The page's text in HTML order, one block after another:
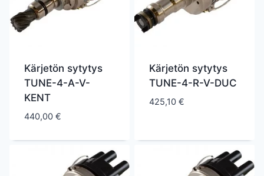
Kärjetön sytytys
TUNE-4-A-V-
KENT
440,00 €
Kärjetön sytytys
TUNE-4-R-V-DUC
425,10 €